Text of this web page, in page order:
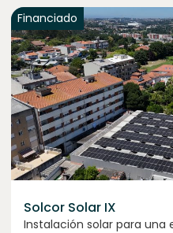
Financiado
Solcor Solar IX
Instalación solar para